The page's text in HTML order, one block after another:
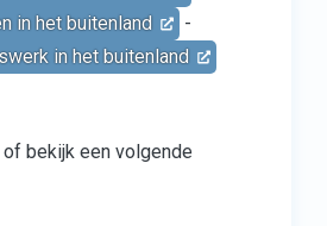
in het buitenland
-
in het buitenland
bekijk een volgende